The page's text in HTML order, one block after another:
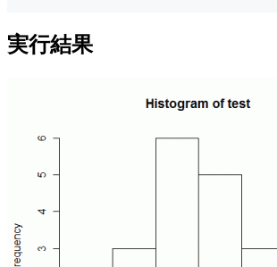
実行結果